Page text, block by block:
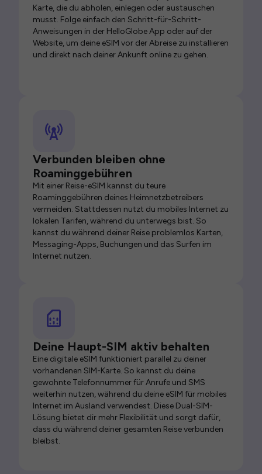
Karte, die du abholen, einlegen oder austauschen
musst. Folge einfach den Schritt-für-Schritt-
Anweisungen in der HelloGlobe App oder auf der
Website, um deine eSIM vor der Abreise zu installieren
und direkt nach deiner Ankunft online zu gehen.
Verbunden bleiben ohne
Roaminggebühren
Mit einer Reise-eSIM kannst du teure
Roaminggebühren deines Heimnetzbetreibers
vermeiden. Stattdessen nutzt du mobiles Internet zu
lokalen Tarifen, während du unterwegs bist. So
kannst du während deiner Reise problemlos Karten,
Messaging-Apps, Buchungen und das Surfen im
Internet nutzen.
Deine Haupt-SIM aktiv behalten
Eine digitale eSIM funktioniert parallel zu deiner
vorhandenen SIM-Karte. So kannst du deine
gewohnte Telefonnummer für Anrufe und SMS
weiterhin nutzen, während du deine eSIM für mobiles
Internet im Ausland verwendest. Diese Dual-SIM-
Lösung bietet dir mehr Flexibilität und sorgt dafür,
dass du während deiner gesamten Reise verbunden
bleibst.